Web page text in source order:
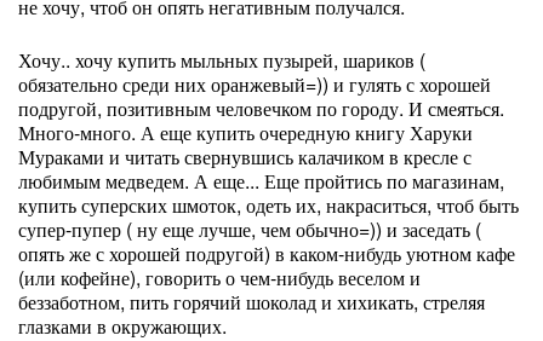
не хочу, чтоб он опять негативным получался.
Хочу.. хочу купить мыльных пузырей, шариков (
обязательно среди них оранжевый=)) и гулять с хорошей
подругой, позитивным человечком по городу. И смеяться.
Много-много. А еще купить очередную книгу Харуки
Мураками и читать свернувшись калачиком в кресле с
любимым медведем. А еще... Еще пройтись по магазинам,
купить суперских шмоток, одеть их, накраситься, чтоб быть
супер-пупер ( ну еще лучше, чем обычно=)) и заседать (
опять же с хорошей подругой) в каком-нибудь уютном кафе
(или кофейне), говорить о чем-нибудь веселом и
беззаботном, пить горячий шоколад и хихикать, стреляя
глазками в окружающих.